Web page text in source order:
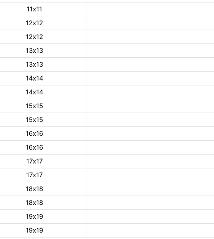
11х11
12х12
12х12
13х13
13х13
14х14
14х14
15х15
15х15
16х16
16х16
17х17
17х17
18х18
18х18
19х19
19х19